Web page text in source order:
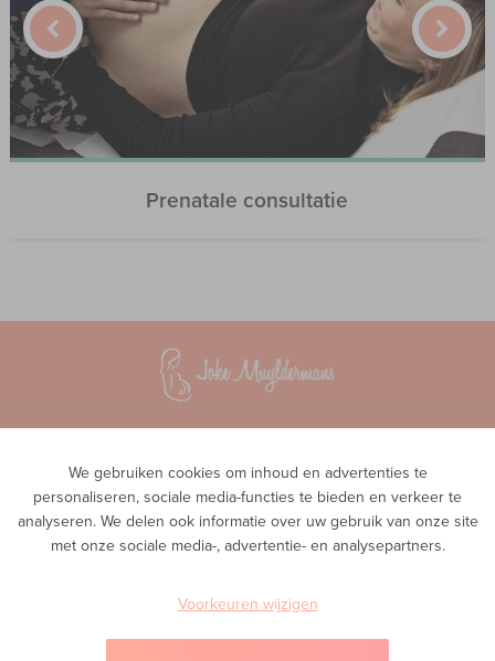
Prenatale consultatie
We gebruiken cookies om inhoud en advertenties te
personaliseren, sociale media-functies te bieden en verkeer te
analyseren. We delen ook informatie over uw gebruik van onze site
met onze sociale media-, advertentie- en analysepartners.
Voorkeuren wijzigen
Waversesteenweg 51A
1560 Hoeilaart
Privacy
Telefoon
E-mail